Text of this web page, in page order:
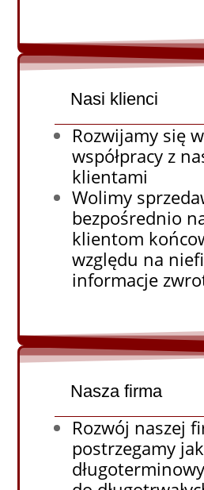
Nasi klienci
Rozwijamy się
współpracy z
klientami
Wolimy
bezpośrednio
klientom
względu na
informacje
Nasza firma
Rozwój naszej
postrzegamy